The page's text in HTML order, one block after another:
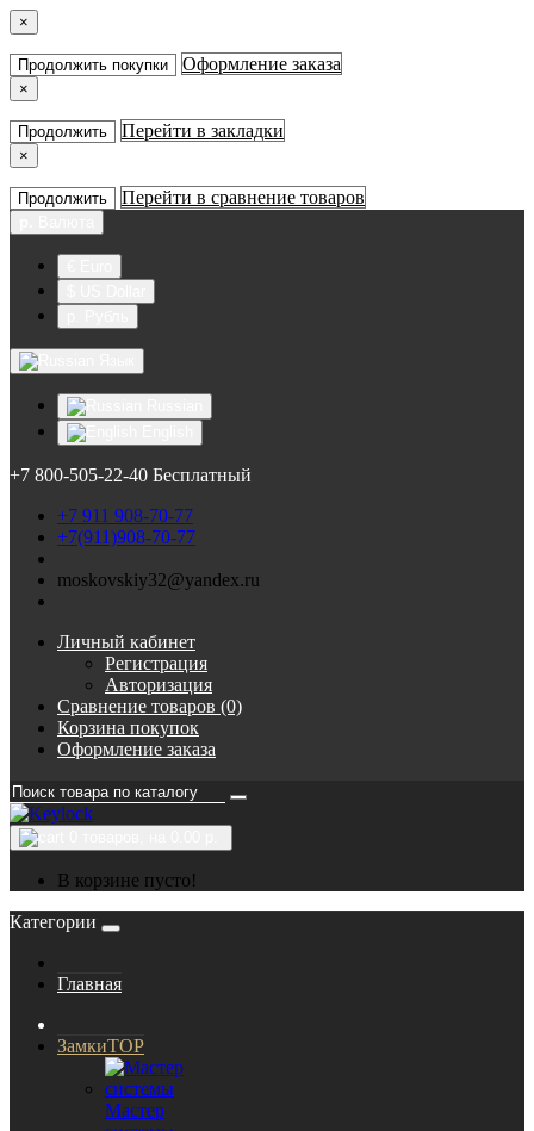
×
Продолжить покупки Оформление заказа
×
Продолжить Перейти в закладки
×
Продолжить Перейти в сравнение товаров
+7 800-505-22-40 Бесплатный
+7 911 908-70-77
+7(911)908-70-77
moskovskiy32@yandex.ru
Личный кабинет
Регистрация
Авторизация
Сравнение товаров (0)
Корзина покупок
Оформление заказа
В корзине пусто!
Категории
Главная
ЗамкиTOP
Мастер